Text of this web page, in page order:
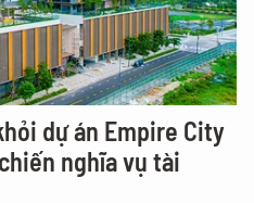
dự án Empire City
nghĩa vụ tài